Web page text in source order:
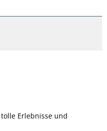
Erlebnisse und